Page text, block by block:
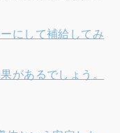
にして補給してみ
があるでしょう。